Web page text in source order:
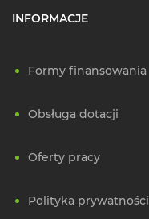
INFORMACJE
Formy finansowania
Obsługa dotacji
Oferty pracy
Polityka prywatności